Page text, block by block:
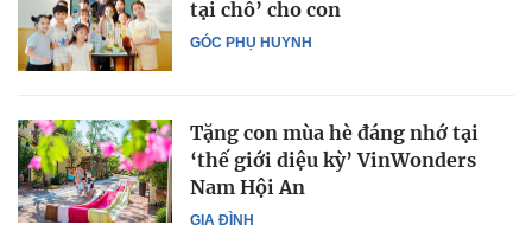
GÓC PHỤ HUYNH
tại chỗ’ cho con
GIA ĐÌNH
Tặng con mùa hè đáng nhớ tại
‘thế giới diệu kỳ’ VinWonders
Nam Hội An